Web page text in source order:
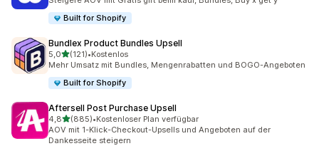
Built for Shopify
Bundlex Product Bundles Upsell
5,0von 5 Sternen
(121)
121 Rezensionen insgesamt
•Kostenlos
Mehr Umsatz mit Bundles, Mengenrabatten und BOGO-Angeboten
Built for Shopify
Aftersell Post Purchase Upsell
4,8von 5 Sternen
(885)
885 Rezensionen insgesamt
•Kostenloser Plan verfügbar
AOV mit 1-Klick-Checkout-Upsells und Angeboten auf der
Dankesseite steigern